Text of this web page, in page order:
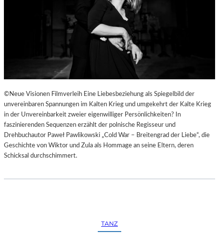
©Neue Visionen Filmverleih Eine Liebesbeziehung als Spiegelbild der
unvereinbaren Spannungen im Kalten Krieg und umgekehrt der Kalte Krieg
in der Unvereinbarkeit zweier eigenwilliger Persönlichkeiten? In
faszinierenden Sequenzen erzählt der polnische Regisseur und
Drehbuchautor Paweł Pawlikowski „Cold War – Breitengrad der Liebe“, die
Geschichte von Wiktor und Zula als Hommage an seine Eltern, deren
Schicksal durchschimmert.
TANZ